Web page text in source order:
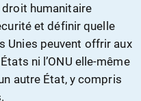
humanitaire
et définir quelle
Unies peuvent offrir aux
ni l’ONU elle-même
autre État, y compris